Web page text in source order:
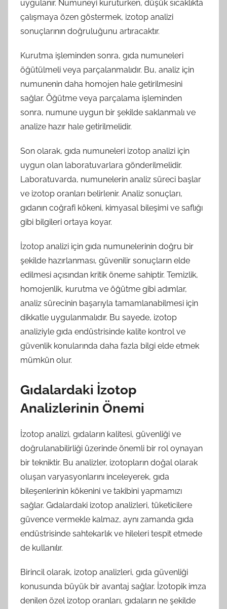
uygulanır. Numuneyi kuruturken, düşük sıcaklıkta
çalışmaya özen göstermek, izotop analizi
sonuçlarının doğruluğunu artıracaktır.
Kurutma işleminden sonra, gıda numuneleri
öğütülmeli veya parçalanmalıdır. Bu, analiz için
numunenin daha homojen hale getirilmesini
sağlar. Öğütme veya parçalama işleminden
sonra, numune uygun bir şekilde saklanmalı ve
analize hazır hale getirilmelidir.
Son olarak, gıda numuneleri izotop analizi için
uygun olan laboratuvarlara gönderilmelidir.
Laboratuvarda, numunelerin analiz süreci başlar
ve izotop oranları belirlenir. Analiz sonuçları,
gıdanın coğrafi kökeni, kimyasal bileşimi ve saflığı
gibi bilgileri ortaya koyar.
İzotop analizi için gıda numunelerinin doğru bir
şekilde hazırlanması, güvenilir sonuçların elde
edilmesi açısından kritik öneme sahiptir. Temizlik,
homojenlik, kurutma ve öğütme gibi adımlar,
analiz sürecinin başarıyla tamamlanabilmesi için
dikkatle uygulanmalıdır. Bu sayede, izotop
analiziyle gıda endüstrisinde kalite kontrol ve
güvenlik konularında daha fazla bilgi elde etmek
mümkün olur.
Gıdalardaki İzotop
Analizlerinin Önemi
İzotop analizi, gıdaların kalitesi, güvenliği ve
doğrulanabilirliği üzerinde önemli bir rol oynayan
bir tekniktir. Bu analizler, izotopların doğal olarak
oluşan varyasyonlarını inceleyerek, gıda
bileşenlerinin kökenini ve takibini yapmamızı
sağlar. Gıdalardaki izotop analizleri, tüketicilere
güvence vermekle kalmaz, aynı zamanda gıda
endüstrisinde sahtekarlık ve hileleri tespit etmede
de kullanılır.
Birincil olarak, izotop analizleri, gıda güvenliği
konusunda büyük bir avantaj sağlar. İzotopik imza
denilen özel izotop oranları, gıdaların ne şekilde